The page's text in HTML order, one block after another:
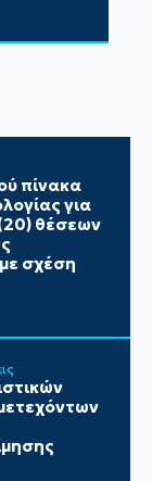
πίνακα
για
θέσεων
σχέση